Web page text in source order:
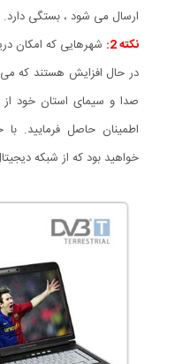
ارسال می شود ، بستگی دارد.
نکته 2:
شهرهایی که امکان
در حال افزایش هستند که
صدا و سیمای استان خود
اطمینان حاصل فرمایید.
خواهید بود که از شبکه